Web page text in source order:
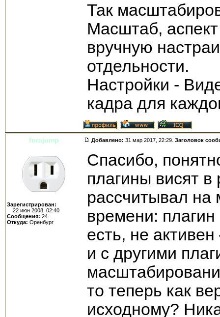
Так
Масштаб,
вручную
отдельности.
Настройки -
кадра для
forajump Добавлено: 31 мар 2017, 22:29. Заголовок
Зарегистрирован:
22 июн 2008, 02:40
Сообщения: 24
Откуда: Оренбург
Спасибо,
плагины висят в
рассчитывал
времени:
есть, не
и с другими
то теперь как
исходному?